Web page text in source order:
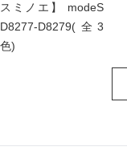
スミノエ】 modeS
D8277-D8279(全3
色)